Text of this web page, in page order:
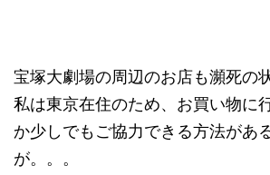
宝塚大劇場の周辺のお店も瀕死の
私は東京在住のため、お買い物に
か少しでもご協力できる方法があ
が。。。